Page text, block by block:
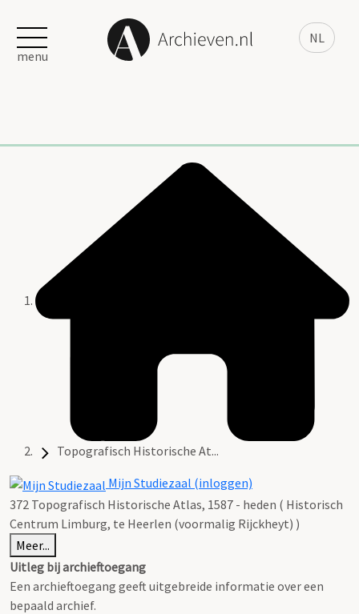
NL
menu
Topografisch Historische At...
Mijn Studiezaal (inloggen)
372 Topografisch Historische Atlas, 1587 - heden ( Historisch
Centrum Limburg, te Heerlen (voormalig Rijckheyt) )
Meer...
Uitleg bij archieftoegang
Een archieftoegang geeft uitgebreide informatie over een
bepaald archief.